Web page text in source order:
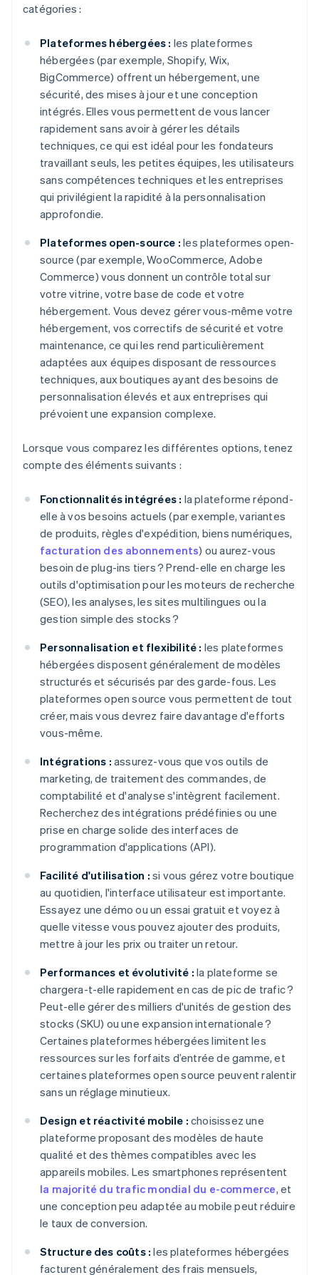
catégories :
Plateformes hébergées : les plateformes
hébergées (par exemple, Shopify, Wix,
BigCommerce) offrent un hébergement, une
sécurité, des mises à jour et une conception
intégrés. Elles vous permettent de vous lancer
rapidement sans avoir à gérer les détails
techniques, ce qui est idéal pour les fondateurs
travaillant seuls, les petites équipes, les utilisateurs
sans compétences techniques et les entreprises
qui privilégient la rapidité à la personnalisation
approfondie.
Plateformes open-source : les plateformes open-
source (par exemple, WooCommerce, Adobe
Commerce) vous donnent un contrôle total sur
votre vitrine, votre base de code et votre
hébergement. Vous devez gérer vous-même votre
hébergement, vos correctifs de sécurité et votre
maintenance, ce qui les rend particulièrement
adaptées aux équipes disposant de ressources
techniques, aux boutiques ayant des besoins de
personnalisation élevés et aux entreprises qui
prévoient une expansion complexe.
Lorsque vous comparez les différentes options, tenez
compte des éléments suivants :
Fonctionnalités intégrées : la plateforme répond-
elle à vos besoins actuels (par exemple, variantes
de produits, règles d'expédition, biens numériques,
facturation des abonnements) ou aurez-vous
besoin de plug-ins tiers ? Prend-elle en charge les
outils d'optimisation pour les moteurs de recherche
(SEO), les analyses, les sites multilingues ou la
gestion simple des stocks ?
Personnalisation et flexibilité : les plateformes
hébergées disposent généralement de modèles
structurés et sécurisés par des garde-fous. Les
plateformes open source vous permettent de tout
créer, mais vous devrez faire davantage d'efforts
vous-même.
Intégrations : assurez-vous que vos outils de
marketing, de traitement des commandes, de
comptabilité et d'analyse s'intègrent facilement.
Recherchez des intégrations prédéfinies ou une
prise en charge solide des interfaces de
programmation d'applications (API).
Facilité d'utilisation : si vous gérez votre boutique
au quotidien, l'interface utilisateur est importante.
Essayez une démo ou un essai gratuit et voyez à
quelle vitesse vous pouvez ajouter des produits,
mettre à jour les prix ou traiter un retour.
Performances et évolutivité : la plateforme se
chargera-t-elle rapidement en cas de pic de trafic ?
Peut-elle gérer des milliers d'unités de gestion des
stocks (SKU) ou une expansion internationale ?
Certaines plateformes hébergées limitent les
ressources sur les forfaits d’entrée de gamme, et
certaines plateformes open source peuvent ralentir
sans un réglage minutieux.
Design et réactivité mobile : choisissez une
plateforme proposant des modèles de haute
qualité et des thèmes compatibles avec les
appareils mobiles. Les smartphones représentent
la majorité du trafic mondial du e-commerce, et
une conception peu adaptée au mobile peut réduire
le taux de conversion.
Structure des coûts : les plateformes hébergées
facturent généralement des frais mensuels,